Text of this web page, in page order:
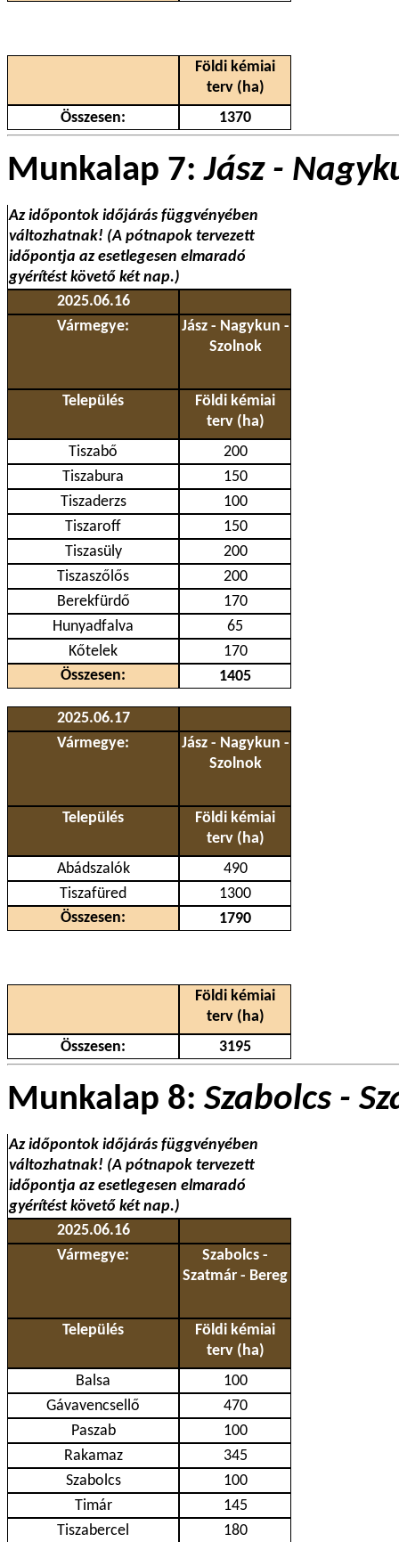
Földi kémiai
terv (ha)
Összesen:
1370
Munkalap 7:Jász -
Az időpontok időjárás függvényében
változhatnak! (A pótnapok tervezett
időpontja az esetlegesen elmaradó
gyérítést követő két nap.)
2025.06.16
Vármegye:
Jász - Nagykun -
Szolnok
Település
Földi kémiai
terv (ha)
Tiszabő
200
Tiszabura
150
Tiszaderzs
100
Tiszaroff
150
Tiszasüly
200
Tiszaszőlős
200
Berekfürdő
170
Hunyadfalva
65
Kőtelek
170
Összesen:
1405
2025.06.17
Vármegye:
Jász - Nagykun -
Szolnok
Település
Földi kémiai
terv (ha)
Abádszalók
490
Tiszafüred
1300
Összesen:
1790
Földi kémiai
terv (ha)
Összesen:
3195
Munkalap 8: Szabolcs -
Az időpontok időjárás függvényében
változhatnak! (A pótnapok tervezett
időpontja az esetlegesen elmaradó
gyérítést követő két nap.)
2025.06.16
Vármegye:
Szabolcs -
Szatmár - Bereg
Település
Földi kémiai
terv (ha)
Balsa
100
Gávavencsellő
470
Paszab
100
Rakamaz
345
Szabolcs
100
Timár
145
Tiszabercel
180